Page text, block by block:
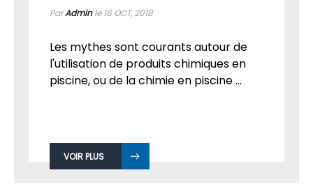
ParAdminle 16 OCT, 2018
Les mythes sont courants autour de
l'utilisation de produits chimiques en
piscine, ou de la chimie en piscine ...
VOIR PLUS